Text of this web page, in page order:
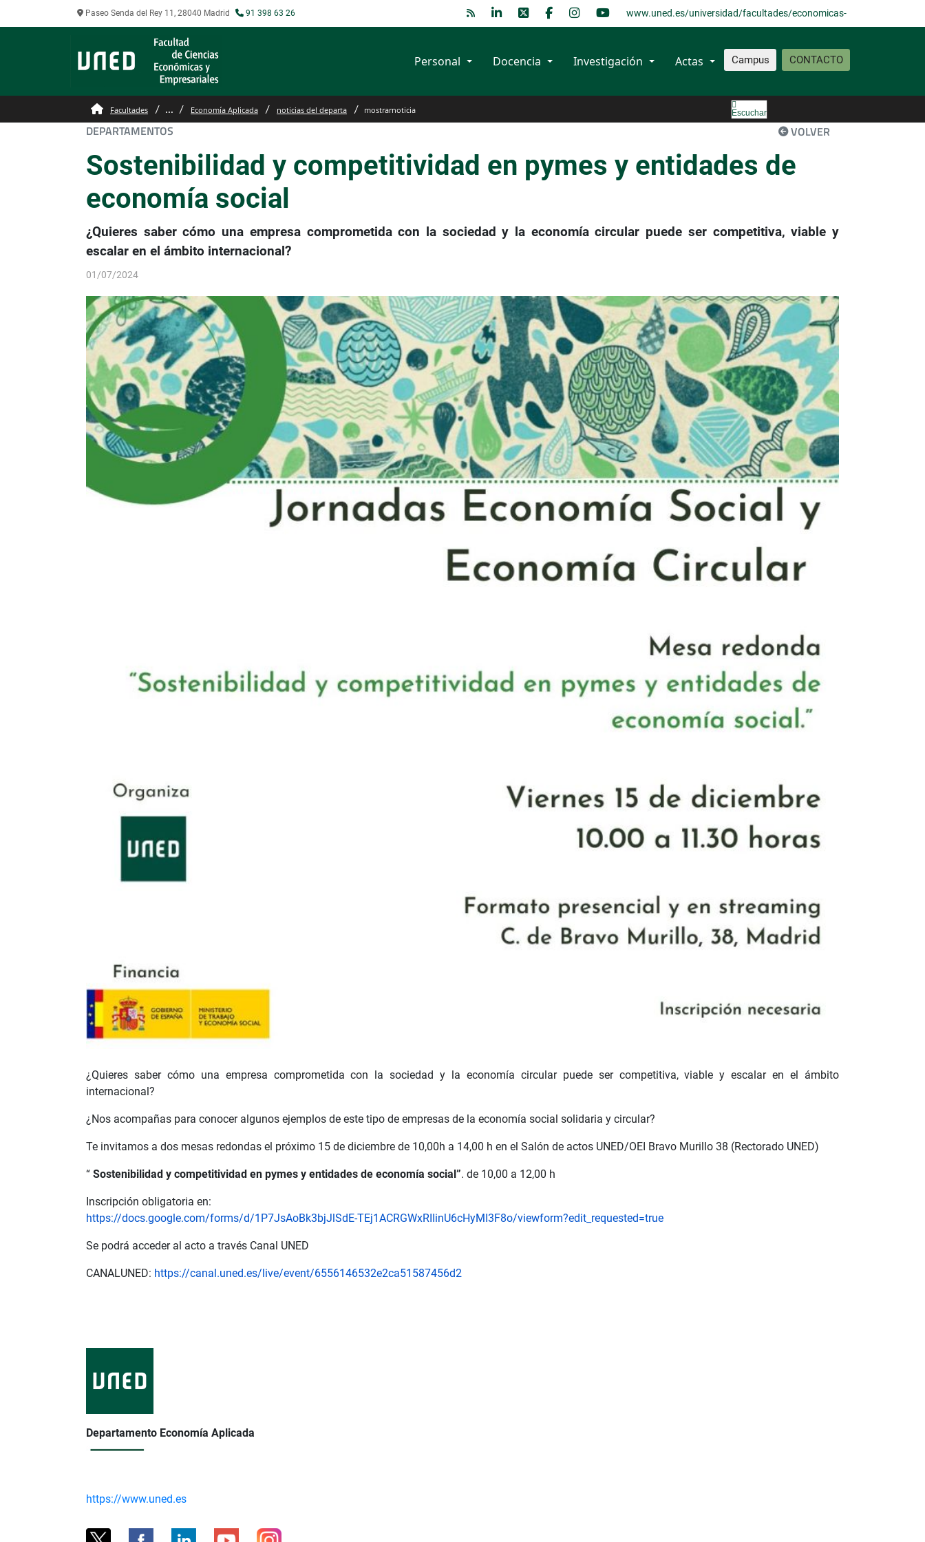
Paseo Senda del Rey 11, 28040 Madrid 91 398 63 26 www.uned.es/universidad/facultades/economicas-
Campus CONTACTO
Personal Docencia Investigación Actas
Facultades ... Economía Aplicada noticias del departa mostrarnoticia Escuchar
DEPARTAMENTOS VOLVER
Sostenibilidad y competitividad en pymes y entidades de
economía social
¿Quieres saber cómo una empresa comprometida con la sociedad y la economía circular puede ser competitiva, viable y
escalar en el ámbito internacional?
01/07/2024
¿Quieres saber cómo una empresa comprometida con la sociedad y la economía circular puede ser competitiva, viable y escalar en el ámbito
internacional?
¿Nos acompañas para conocer algunos ejemplos de este tipo de empresas de la economía social solidaria y circular?
Te invitamos a dos mesas redondas el próximo 15 de diciembre de 10,00h a 14,00 h en el Salón de actos UNED/OEI Bravo Murillo 38 (Rectorado UNED)
“ Sostenibilidad y competitividad en pymes y entidades de economía social”. de 10,00 a 12,00 h
Inscripción obligatoria en:
https://docs.google.com/forms/d/1P7JsAoBk3bjJlSdE-TEj1ACRGWxRIIinU6cHyMI3F8o/viewform?edit_requested=true
Se podrá acceder al acto a través Canal UNED
CANALUNED: https://canal.uned.es/live/event/6556146532e2ca51587456d2
Departamento Economía Aplicada
https://www.uned.es